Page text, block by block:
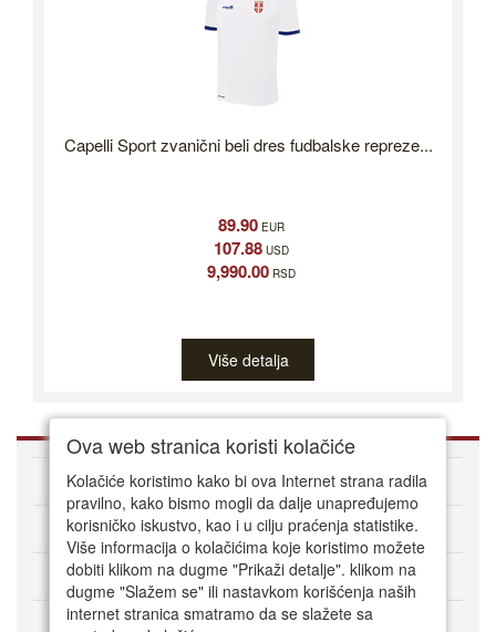
Capelli Sport zvanični beli dres fudbalske repreze...
89.90EUR
107.88USD
9,990.00RSD
Više detalja
O nama
Kako kupovati online
Korisnički servis
Način plaćanja
Ova web stranica koristi kolačiće
Kolačiće koristimo kako bi ova Internet strana radila
pravilno, kako bismo mogli da dalje unapređujemo
korisničko iskustvo, kao i u cilju praćenja statistike.
Više informacija o kolačićima koje koristimo možete
dobiti klikom na dugme "Prikaži detalje". klikom na
dugme "Slažem se" ili nastavkom korišćenja naših
internet stranica smatramo da se slažete sa